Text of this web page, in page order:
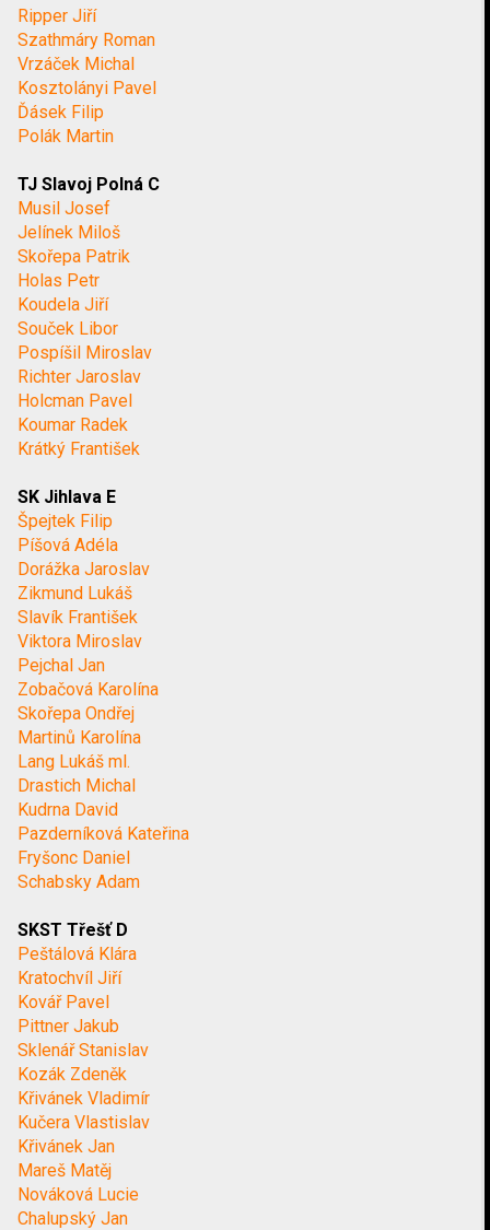
Ripper Jiří
Szathmáry Roman
Vrzáček Michal
Kosztolányi Pavel
Ďásek Filip
Polák Martin
TJ Slavoj Polná C
Musil Josef
Jelínek Miloš
Skořepa Patrik
Holas Petr
Koudela Jiří
Souček Libor
Pospíšil Miroslav
Richter Jaroslav
Holcman Pavel
Koumar Radek
Krátký František
SK Jihlava E
Špejtek Filip
Píšová Adéla
Dorážka Jaroslav
Zikmund Lukáš
Slavík František
Viktora Miroslav
Pejchal Jan
Zobačová Karolína
Skořepa Ondřej
Martinů Karolína
Lang Lukáš ml.
Drastich Michal
Kudrna David
Pazderníková Kateřina
Fryšonc Daniel
Schabsky Adam
SKST Třešť D
Peštálová Klára
Kratochvíl Jiří
Kovář Pavel
Pittner Jakub
Sklenář Stanislav
Kozák Zdeněk
Křivánek Vladimír
Kučera Vlastislav
Křivánek Jan
Mareš Matěj
Nováková Lucie
Chalupský Jan